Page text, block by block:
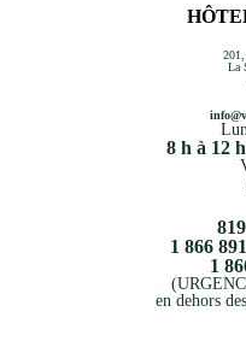
La
8 h à 12
1 866
1
en dehors